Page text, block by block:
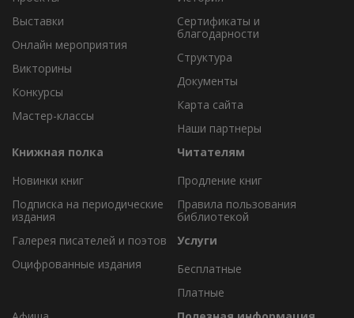
Выставки
Онлайн мероприятия
Викторины
Конкурсы
Мастер-классы
Сертификаты и
благодарности
Структура
Документы
Карта сайта
Наши партнеры
Книжная полка
Новинки книг
Подписка на периодические
издания
Галерея писателей и поэтов
Оцифрованные издания
Читателям
Продление книг
Правила пользования
библиотекой
Услуги
Бесплатные
Платные